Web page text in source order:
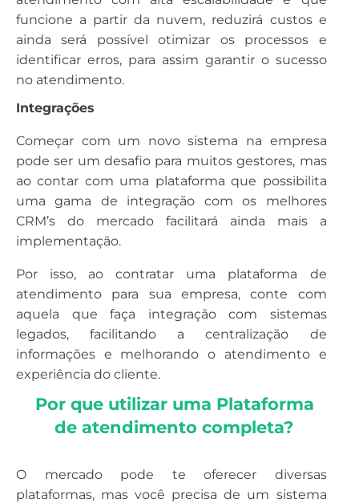
funcione a partir da nuvem, reduzirá custos e
ainda será possível otimizar os processos e
identificar erros, para assim garantir o sucesso
no atendimento.
Integrações
Começar com um novo sistema na empresa
pode ser um desafio para muitos gestores, mas
ao contar com uma plataforma que possibilita
uma gama de integração com os melhores
CRM’s do mercado facilitará ainda mais a
implementação.
Por isso, ao contratar uma plataforma de
atendimento para sua empresa, conte com
aquela que faça integração com sistemas
legados, facilitando a centralização de
informações e melhorando o atendimento e
experiência do cliente.
Por que utilizar uma Plataforma
de atendimento completa?
O mercado pode te oferecer diversas
plataformas, mas você precisa de um sistema